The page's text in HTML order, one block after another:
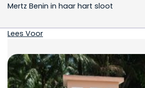
Mertz Benin in haar hart sloot
Hoe
Lees Voor